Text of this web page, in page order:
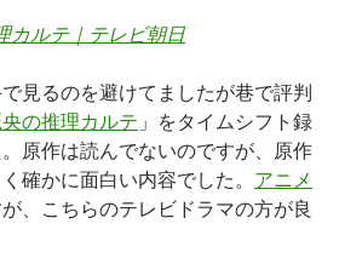
カルテ｜テレビ朝日
見るのを避けてましたが巷で評判
の推理カルテ 」をタイムシフト録
原作は読んでないのですが、原作
確かに面白い内容でした。 アニメ
、こちらのテレビドラマの方が良